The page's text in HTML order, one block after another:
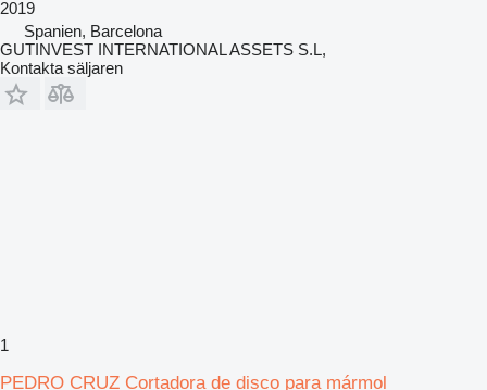
2019
Spanien, Barcelona
GUTINVEST INTERNATIONAL ASSETS S.L,
Kontakta säljaren
1
PEDRO CRUZ Cortadora de disco para mármol